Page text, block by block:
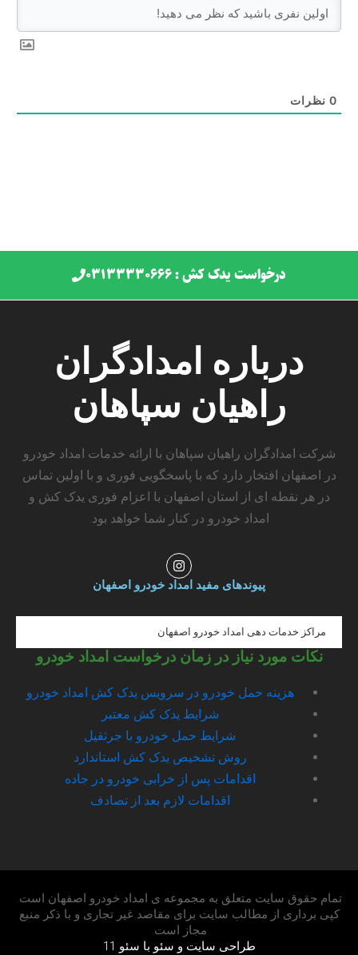
0 نظرات
درخواست یدک کش : ۰۳۱۳۳۳۳۰۶۶۶
درباره امدادگران
راهیان سپاهان
شرکت امدادگران راهیان سپاهان با ارائه خدمات امداد خودرو
در اصفهان افتخار دارد که با پاسخگویی فوری و با اولین تماس
در هر نقطه ای از استان اصفهان با اعزام فوری یدک کش و
امداد خودرو در کنار شما خواهد بود.
I
n
s
r
a
m
پیوندهای مفید امداد خودرو اصفهان
مراکز خدمات دهی امداد خودرو اصفهان
نکات مورد نیاز در زمان درخواست امداد خودرو
هزینه حمل خودرو در سرویس یدک کش امداد خودرو
شرایط یدک کش معتبر
شرایط حمل خودرو با جرثقیل
روش تشخیص یدک کش استاندارد
اقدامات پس از خرابی خودرو در جاده
اقدامات لازم بعد از تصادف
تمام حقوق سایت متعلق به مجموعه ی امداد خودرو اصفهان است.
کپی برداری از مطالب سایت برای مقاصد غیر تجاری و با ذکر منبع
مجاز است.
طراحی سایت و سئو با سئو 11